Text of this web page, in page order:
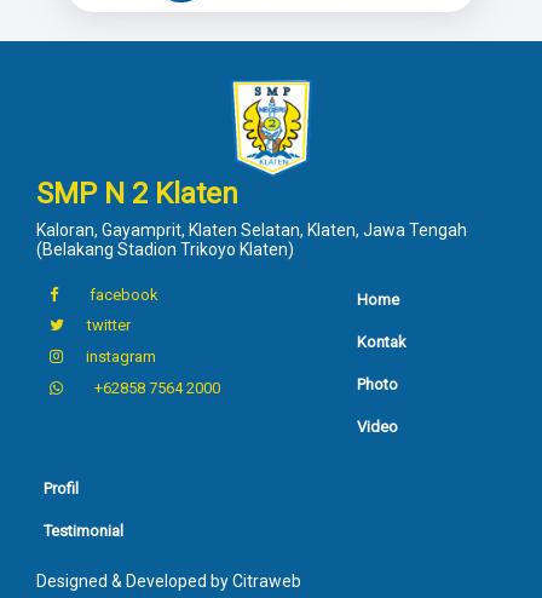
SMP N 2 Klaten
Kaloran, Gayamprit, Klaten Selatan, Klaten, Jawa Tengah
(Belakang Stadion Trikoyo Klaten)
facebook
twitter
instagram
+62858 7564 2000
Home
Kontak
Photo
Video
Profil
Testimonial
Designed & Developed byCitraweb